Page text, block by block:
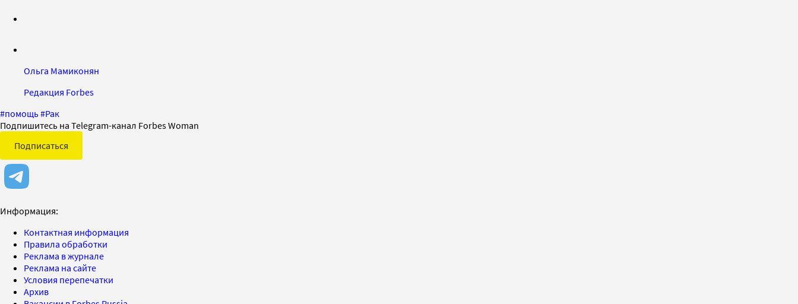
Ольга Мамиконян
Редакция Forbes
#помощь#Рак
Подпишитесь на Telegram-канал Forbes Woman
Подписаться
Информация:
Контактная информация
Правила обработки
Реклама в журнале
Реклама на сайте
Условия перепечатки
Архив